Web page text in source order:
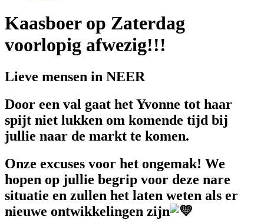
Kaasboer op Zaterdag
voorlopig afwezig!!!
Lieve mensen in NEER
Door een val gaat het Yvonne tot haar
spijt niet lukken om komende tijd bij
jullie naar de markt te komen.
Onze excuses voor het ongemak! We
hopen op jullie begrip voor deze nare
situatie en zullen het laten weten als er
nieuwe ontwikkelingen zijn